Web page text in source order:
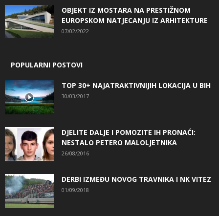
OBJEKT IZ MOSTARA NA PRESTIŽNOM
EUROPSKOM NATJECANJU IZ ARHITEKTURE
07/02/2022
POPULARNI POSTOVI
TOP 30+ NAJATRAKTIVNIJIH LOKACIJA U BIH
30/03/2017
DJELITE DALJE I POMOZITE IH PRONAĆI:
NESTALO PETERO MALOLJETNIKA
26/08/2016
DERBI IZMEĐU NOVOG TRAVNIKA I NK VITEZ
01/09/2018